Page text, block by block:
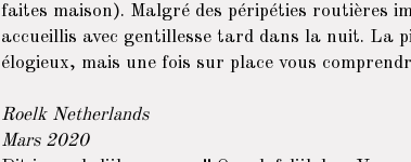
faites maison). Malgré des péripéties routières
accueillis avec gentillesse tard dans la nuit. La
élogieux, mais une fois sur place vous
Roelk Netherlands
Mars 2020